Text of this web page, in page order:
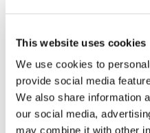
This website uses cookies
We use cookies to
provide social media
We also share information
our social media,
may combine it with other
Difatti, in relazione a
specificatamente
Cassazione sentenza
produzione di una
nella data e priva di